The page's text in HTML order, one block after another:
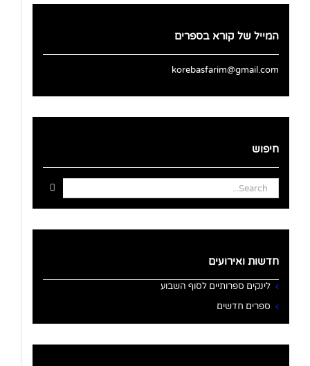
המייל של קורא בספרים
korebasfarim@gmail.com
חיפוש
Search
for:
חדשות ואירועים
לינקים ספרותיים לסוף השבוע
ספרים חדשים